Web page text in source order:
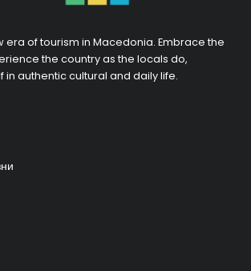
era of tourism in Macedonia. Embrace the
the country as the locals do,
in authentic cultural and daily life.